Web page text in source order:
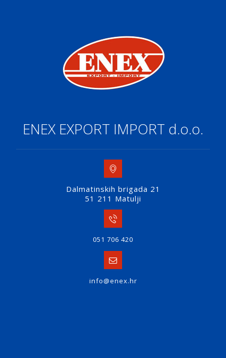
ENEX EXPORT IMPORT d.o.o.
Dalmatinskih brigada 21
51 211 Matulji
051 706 420
info@enex.hr